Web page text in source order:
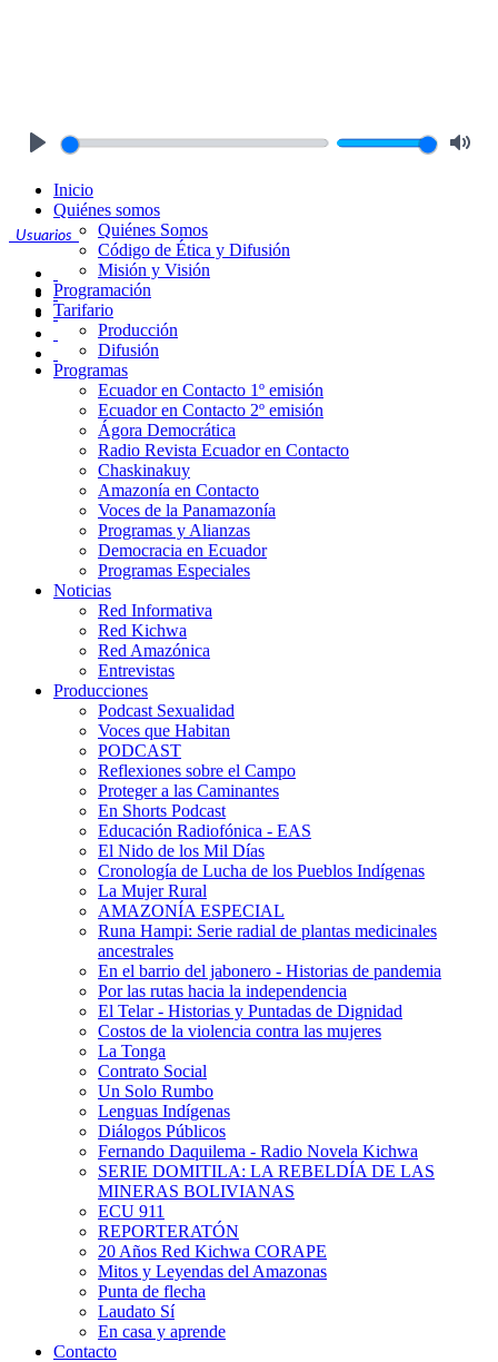
Usuarios
Inicio
Quiénes somos
Quiénes Somos
Código de Ética y Difusión
Misión y Visión
Programación
Tarifario
Producción
Difusión
Programas
Ecuador en Contacto 1º emisión
Ecuador en Contacto 2º emisión
Ágora Democrática
Radio Revista Ecuador en Contacto
Chaskinakuy
Amazonía en Contacto
Voces de la Panamazonía
Programas y Alianzas
Democracia en Ecuador
Programas Especiales
Noticias
Red Informativa
Red Kichwa
Red Amazónica
Entrevistas
Producciones
Podcast Sexualidad
Voces que Habitan
PODCAST
Reflexiones sobre el Campo
Proteger a las Caminantes
En Shorts Podcast
Educación Radiofónica - EAS
El Nido de los Mil Días
Cronología de Lucha de los Pueblos Indígenas
La Mujer Rural
AMAZONÍA ESPECIAL
Runa Hampi: Serie radial de plantas medicinales
ancestrales
En el barrio del jabonero - Historias de pandemia
Por las rutas hacia la independencia
El Telar - Historias y Puntadas de Dignidad
Costos de la violencia contra las mujeres
La Tonga
Contrato Social
Un Solo Rumbo
Lenguas Indígenas
Diálogos Públicos
Fernando Daquilema - Radio Novela Kichwa
SERIE DOMITILA: LA REBELDÍA DE LAS
MINERAS BOLIVIANAS
ECU 911
REPORTERATÓN
20 Años Red Kichwa CORAPE
Mitos y Leyendas del Amazonas
Punta de flecha
Laudato Sí
En casa y aprende
Contacto